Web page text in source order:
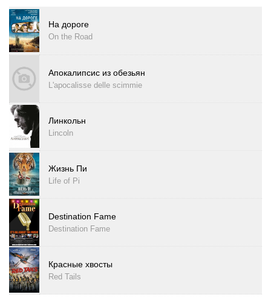
На дороге
On the Road
Апокалипсис из обезьян
L'apocalisse delle scimmie
Линкольн
Lincoln
Жизнь Пи
Life of Pi
Destination Fame
Destination Fame
Красные хвосты
Red Tails